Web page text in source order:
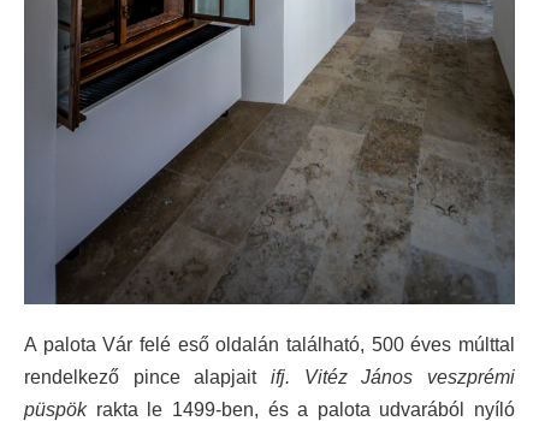
A palota Vár felé eső oldalán található, 500 éves múlttal
rendelkező pince alapjait ifj. Vitéz János veszprémi
püspökrakta le 1499-ben, és a palota udvarából nyíló